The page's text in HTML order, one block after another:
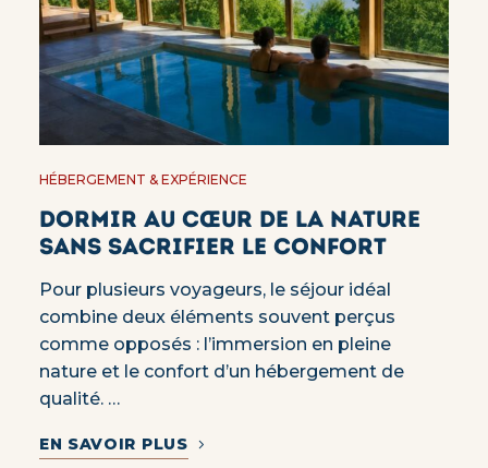
HÉBERGEMENT & EXPÉRIENCE
Dormir au cœur de la nature
sans sacrifier le confort
Pour plusieurs voyageurs, le séjour idéal
combine deux éléments souvent perçus
comme opposés : l’immersion en pleine
nature et le confort d’un hébergement de
qualité. …
EN SAVOIR PLUS